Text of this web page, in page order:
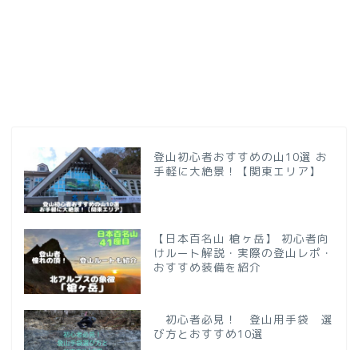
登山初心者おすすめの山10選 お
手軽に大絶景！【関東エリア】
【日本百名山 槍ヶ岳】 初心者向
けルート解説・実際の登山レポ・
おすすめ装備を紹介
初心者必見！ 登山用手袋 選
び方とおすすめ10選